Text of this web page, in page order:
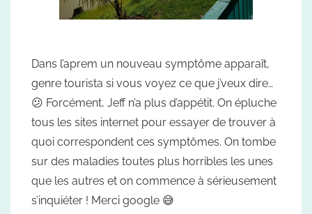
Dans l’aprem un nouveau symptôme apparaît,
genre tourista si vous voyez ce que j’veux dire…
😕 Forcément, Jeff n’a plus d’appétit. On épluche
tous les sites internet pour essayer de trouver à
quoi correspondent ces symptômes. On tombe
sur des maladies toutes plus horribles les unes
que les autres et on commence à sérieusement
s’inquiéter ! Merci google 😅